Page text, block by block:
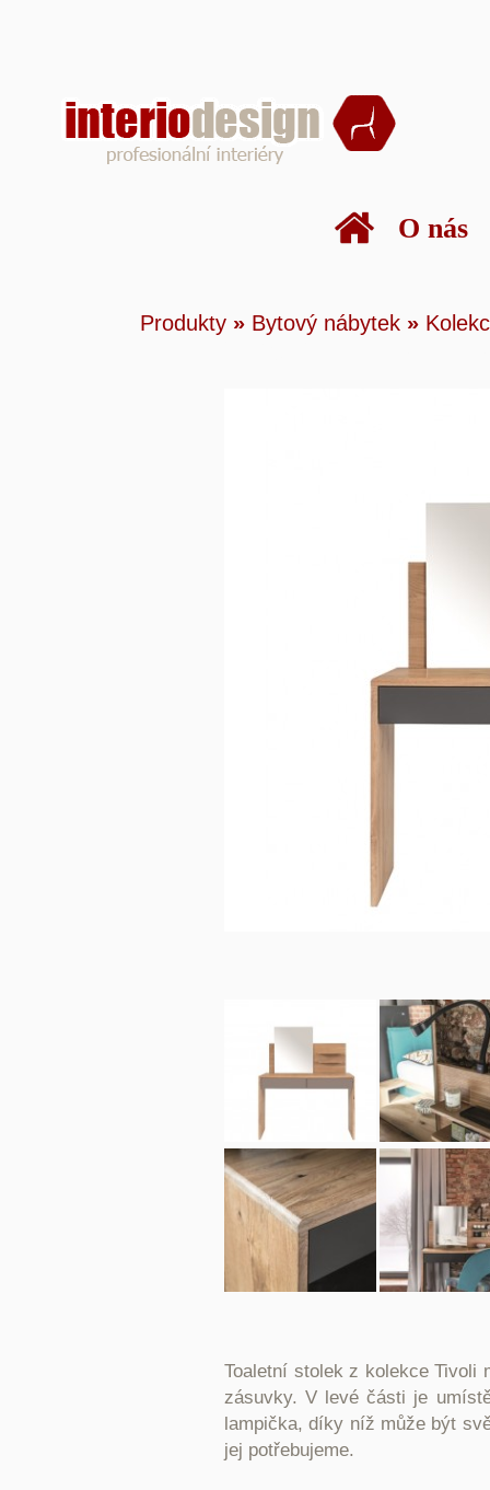
O nás
Produkty » Bytový nábytek »
Produkty » Bytový
Toaletní stolek z kolekce Tivoli
zásuvky. V levé části je
lampička, díky níž může být
jej potřebujeme.